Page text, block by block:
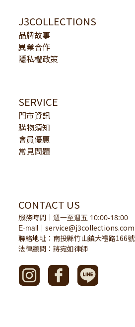
J3COLLECTIONS
品牌故事
異業合作
隱私權政策
SERVICE
門市資訊
購物須知
會員優惠
常見問題
CONTACT US
服務時間 ｜ 週一至週五 10:00-18:00
E-mail ｜ service@j3collections.com
聯絡地址：南投縣竹山鎮大禮路166號
法律顧問：蔣宛如律師